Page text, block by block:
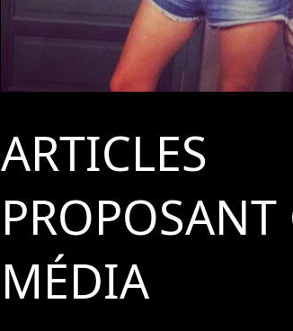
ARTICLES
PROPOSANT
MÉDIA